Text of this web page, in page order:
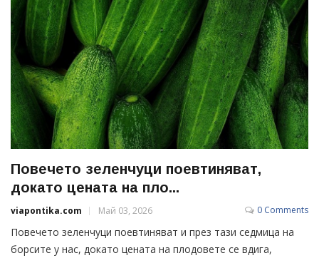
Повечето зеленчуци поевтиняват,
докато цената на пло...
viapontika.com Май 03, 2026 0 Comments
Повечето зеленчуци поевтиняват и през тази седмица на
борсите у нас, докато цената на плодовете се вдига,